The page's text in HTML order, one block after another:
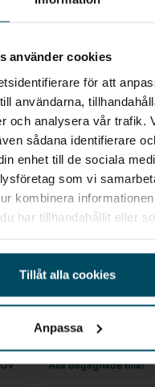
använder cookies
för att
användarna,
och analysera vår trafik.
sådana identifierare
enhet till de sociala
som vi
kombinera
har tillhandahållit eller
Tillåt alla cookies
Anpassa
app
och passtol, 6-vägs
Pär
Alla Nissan från 2024
Alla Nissan SUV
Alla Nissan Ariya
Alla begagnade bilar